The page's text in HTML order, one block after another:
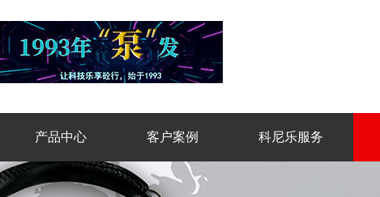
产品中心 客户案例 科尼乐服务